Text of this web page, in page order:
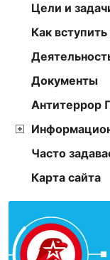
Цели и
Как
Документы
Антитеррор
Часто
Карта сайта